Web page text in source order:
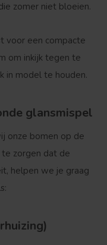
zomer niet bloeien.
voor een compacte
om inkijk tegen te
in model te houden.
glansmispel
onze bomen op de
zorgen dat de
helpen we je graag